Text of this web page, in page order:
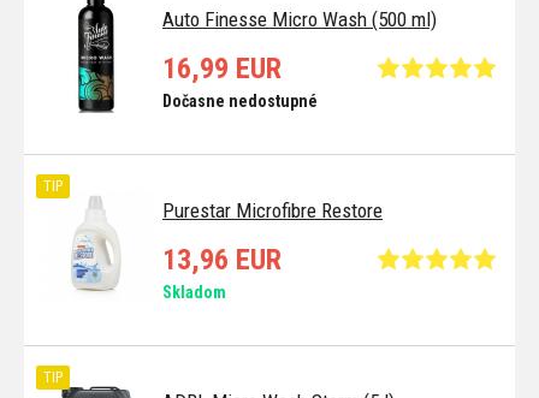
Auto Finesse Micro Wash (500 ml)
16,99 EUR
Dočasne nedostupné
Purestar Microfibre Restore
TIP
13,96 EUR
Skladom
TIP